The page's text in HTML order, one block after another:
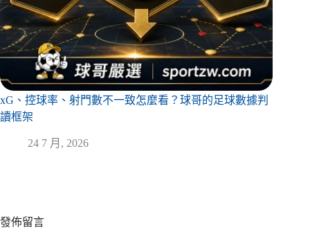
xG、控球率、射門數不一致怎麼看？球哥的足球數據判
讀框架
24 7 月, 2026
發佈留言